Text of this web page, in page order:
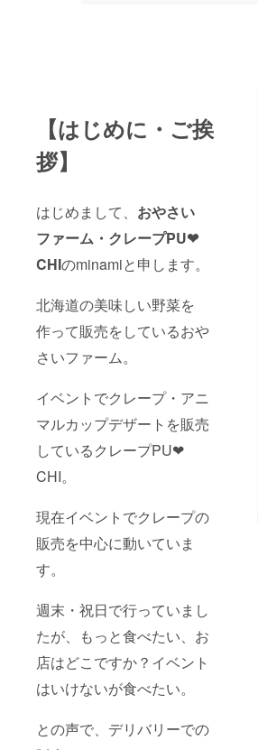
【はじめに・ご挨
拶】
はじめまして、 おやさい
ファーム・クレープPU❤
CHIのminamiと申します。
北海道の美味しい野菜を
作って販売をしているおや
さいファーム。
イベントでクレープ・アニ
マルカップデザートを販売
しているクレープPU❤
CHI。
現在イベントでクレープの
販売を中心に動いていま
す。
週末・祝日で行っていまし
たが、もっと食べたい、お
店はどこですか？イベント
はいけないが食べたい。
との声で、デリバリーでの